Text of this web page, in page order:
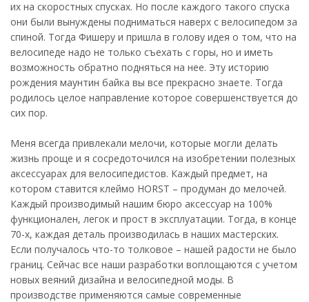
их на скоростных спусках. Но после каждого такого спуска
они были вынуждены подниматься наверх с велосипедом за
спиной. Тогда Фишеру и пришла в голову идея о том, что на
велосипеде надо не только съехать с горы, но и иметь
возможность обратно подняться на нее. Эту историю
рождения маунтин байка вы все прекрасно знаете. Тогда
родилось целое направление которое совершенствуется до
сих пор.
Меня всегда привлекали мелочи, которые могли делать
жизнь проще и я сосредоточился на изобретении полезных
аксессуарах для велосипедистов. Каждый предмет, на
котором ставится клеймо HORST – продуман до мелочей.
Каждый производимый нашим бюро аксессуар на 100%
функционален, легок и прост в эксплуатации. Тогда, в конце
70-х, каждая деталь производилась в наших мастерских.
Если получалось что-то толковое – нашей радости не было
границ. Сейчас все наши разработки воплощаются с учетом
новых веяний дизайна и велосипедной моды. В
производстве применяются самые современные